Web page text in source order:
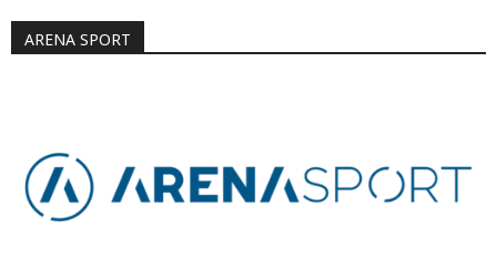
ARENA SPORT